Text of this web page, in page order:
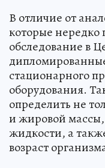
В отличие от
которые нередко
обследование в
стационарного
оборудования.
определить не
и жировой
жидкости, а
возраст